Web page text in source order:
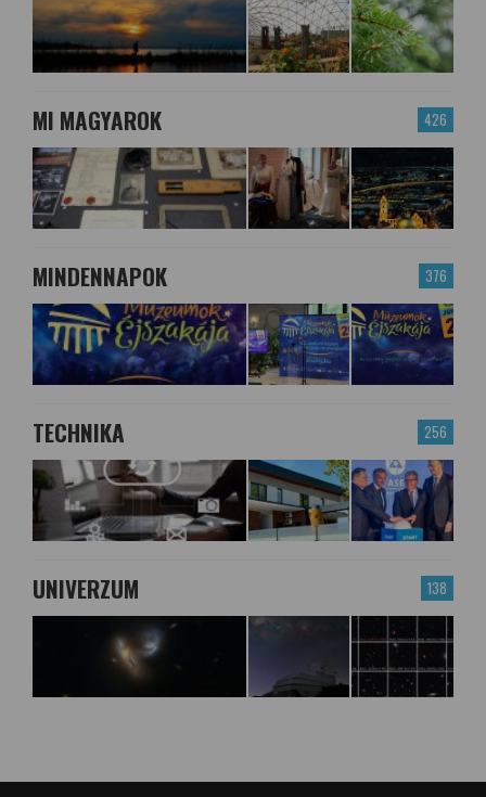
426
MI MAGYAROK
376
MINDENNAPOK
256
TECHNIKA
138
UNIVERZUM